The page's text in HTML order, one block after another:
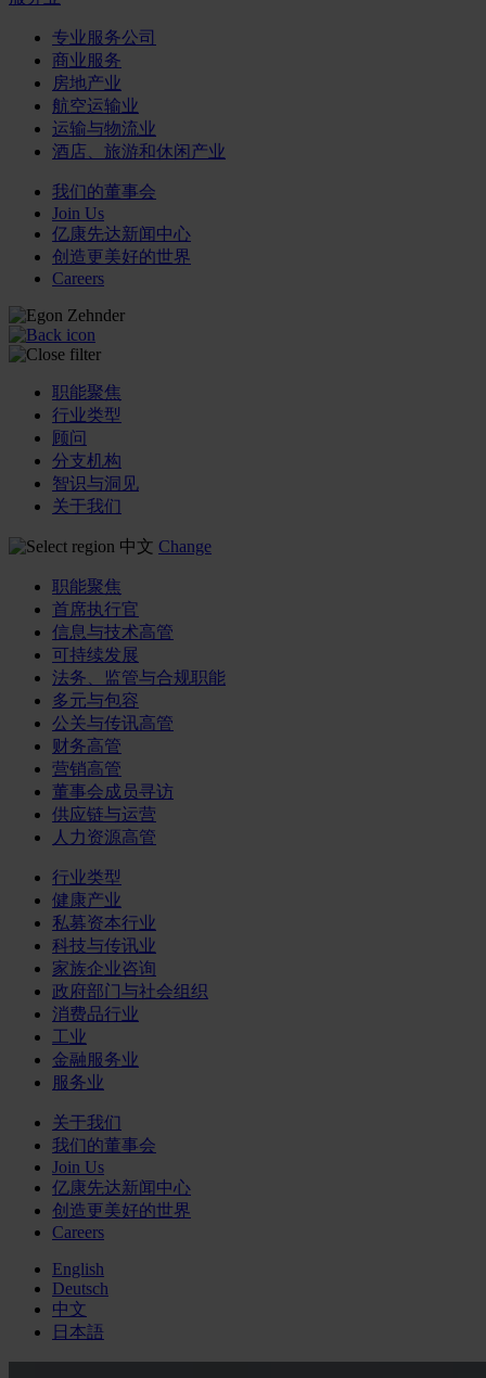
专业服务公司
商业服务
房地产业
航空运输业
运输与物流业
酒店、旅游和休闲产业
我们的董事会
Join Us
亿康先达新闻中心
创造更美好的世界
Careers
职能聚焦
行业类型
顾问
分支机构
智识与洞见
关于我们
中文 Change
职能聚焦
首席执行官
信息与技术高管
可持续发展
法务、监管与合规职能
多元与包容
公关与传讯高管
财务高管
营销高管
董事会成员寻访
供应链与运营
人力资源高管
行业类型
健康产业
私募资本行业
科技与传讯业
家族企业咨询
政府部门与社会组织
消费品行业
工业
金融服务业
服务业
关于我们
我们的董事会
Join Us
亿康先达新闻中心
创造更美好的世界
Careers
English
Deutsch
中文
日本語